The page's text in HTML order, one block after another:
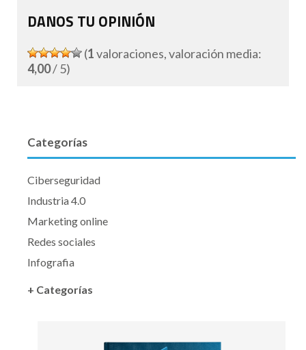
DANOS TU OPINIÓN
(1valoraciones, valoración media:
4,00/ 5)
Categorías
Ciberseguridad
Industria 4.0
Marketing online
Redes sociales
Infografia
+ Categorías